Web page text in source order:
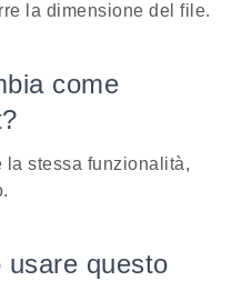
la dimensione del file.
come
la stessa funzionalità,
usare questo